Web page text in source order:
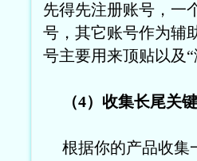
先得先注册账号，一
号，其它账号作为辅
号主要用来顶贴以及“
（4）收集长尾关
根据你的产品收集